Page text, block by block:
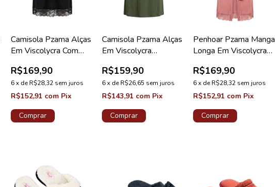
Camisola Pzama Alças
Em Viscolycra Com
R$169,90
6 x deR$28,32 sem juros
R$152,91 com Pix
Comprar
Camisola Pzama Alças
Em Viscolycra
R$159,90
6 x deR$26,65 sem juros
R$143,91 com Pix
Comprar
Penhoar Pzama Manga
Longa Em Viscolycra
R$169,90
6x deR$28,32 sem juros
R$152,91 com Pix
Comprar